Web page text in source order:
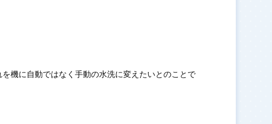
機に自動ではなく手動の水洗に変えたいとのことで